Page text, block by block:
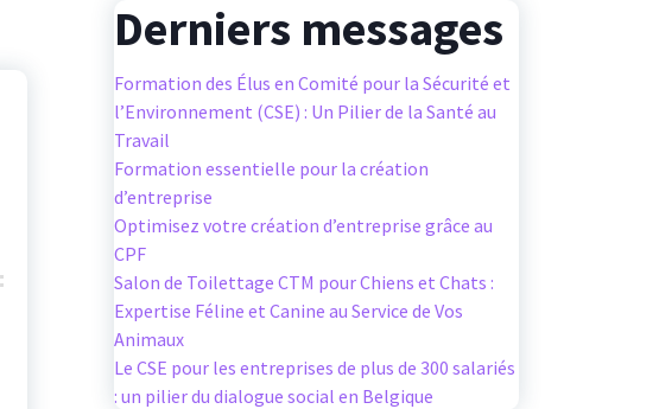
Derniers messages
Formation des Élus en Comité pour la Sécurité et
l’Environnement (CSE) : Un Pilier de la Santé au
Travail
Formation essentielle pour la création
d’entreprise
Optimisez votre création d’entreprise grâce au
CPF
Salon de Toilettage CTM pour Chiens et Chats :
Expertise Féline et Canine au Service de Vos
Animaux
Le CSE pour les entreprises de plus de 300 salariés
: un pilier du dialogue social en Belgique